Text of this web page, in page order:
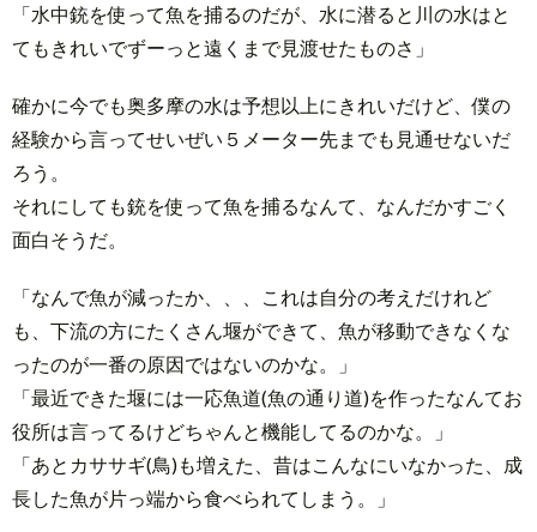
「水中銃を使って魚を捕るのだが、水に潜ると川の水はと
てもきれいでずーっと遠くまで見渡せたものさ」
確かに今でも奥多摩の水は予想以上にきれいだけど、僕の
経験から言ってせいぜい５メーター先までも見通せないだ
ろう。
それにしても銃を使って魚を捕るなんて、なんだかすごく
面白そうだ。
「なんで魚が減ったか、、、これは自分の考えだけれど
も、下流の方にたくさん堰ができて、魚が移動できなくな
ったのが一番の原因ではないのかな。」
「最近できた堰には一応魚道(魚の通り道)を作ったなんてお
役所は言ってるけどちゃんと機能してるのかな。」
「あとカササギ(鳥)も増えた、昔はこんなにいなかった、成
長した魚が片っ端から食べられてしまう。」